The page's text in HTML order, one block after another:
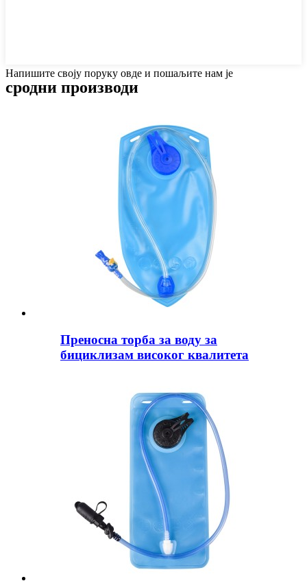
Напишите своју поруку овде и пошаљите нам је
сродни производи
Преносна торба за воду за
бициклизам високог квалитета